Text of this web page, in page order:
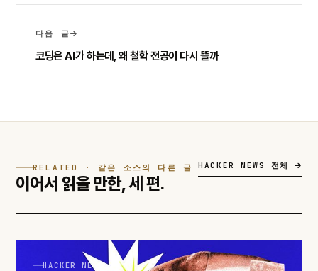
다음 글
코딩은 AI가 하는데, 왜 철학 전공이 다시 뜰까
RELATED · 같은 소스의 다른 글
이어서 읽을 만한,세 편.
HACKER NEWS 전체
HACKER NEWS